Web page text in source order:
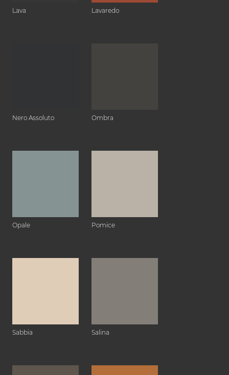
Lava Lavaredo
Nero Assoluto Ombra
Opale Pomice
Sabbia Salina